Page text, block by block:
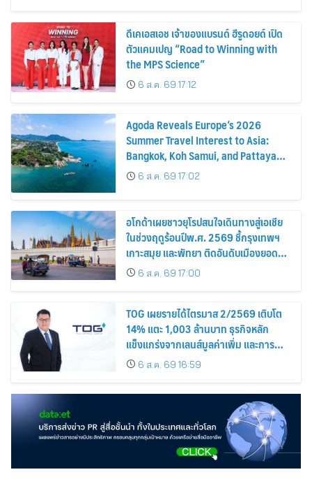
ดีเคเอสเอช เจ้าของแบรนด์ ฮีรูดอยด์ เปิด
ตัวแคมเปญ “Road to Winning with
the MPS Science”
6 ส.ค. 69 17:12
Agoda Reveals Europe’s 2026
Summer Travel Interest to Asia:
Bangkok, Koh Samui, and Pattaya
Among the Top Cities
6 ส.ค. 69 17:02
อโกด้าเผยชาวยุโรปสนใจเดินทางสู่เอเชีย
ในช่วงฤดูร้อนปีพ.ศ. 2569 ชี้กรุงเทพฯ
เกาะสมุย และพัทยา ติดอันดับเมืองยอด
นิยม6 ส.ค. 69 17:00
TOG เผยรายได้ไตรมาส 2/2569 เติบโต
14% แตะ 1,003 ล้านบาท ธุรกิจหลัก
แข็งแกร่งจากเลนส์มูลค่าเพิ่ม และการ
ขยายตลาดต่างประเทศ พร้อมเดินหน้า
ลงทุนเพื่อการเติบโตระยะยาว
6 ส.ค. 69 16:59